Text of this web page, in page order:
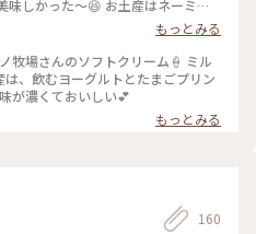
～😆 お土産はネーミン
ソース(これウマウマ) ・バターのい
もっとみる
が濃くておいしい💕
もっとみる
160